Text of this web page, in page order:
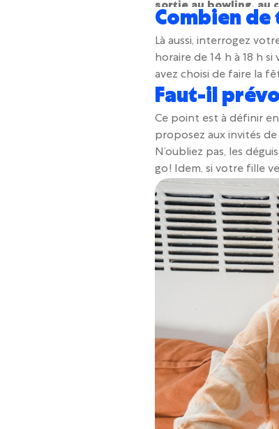
sortie au bowling, au
manquent pas pour
mémorable.
Combien
Là aussi, interrogez
horaire de 14 h à 18 h
avez choisi de faire la
Faut-il
Ce point est à définir
proposez aux invités de
N’oubliez pas, les
go ! Idem, si votre fille